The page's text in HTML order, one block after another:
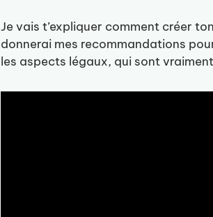
Je vais t’expliquer comment créer
donnerai mes recommandations
les aspects légaux, qui sont